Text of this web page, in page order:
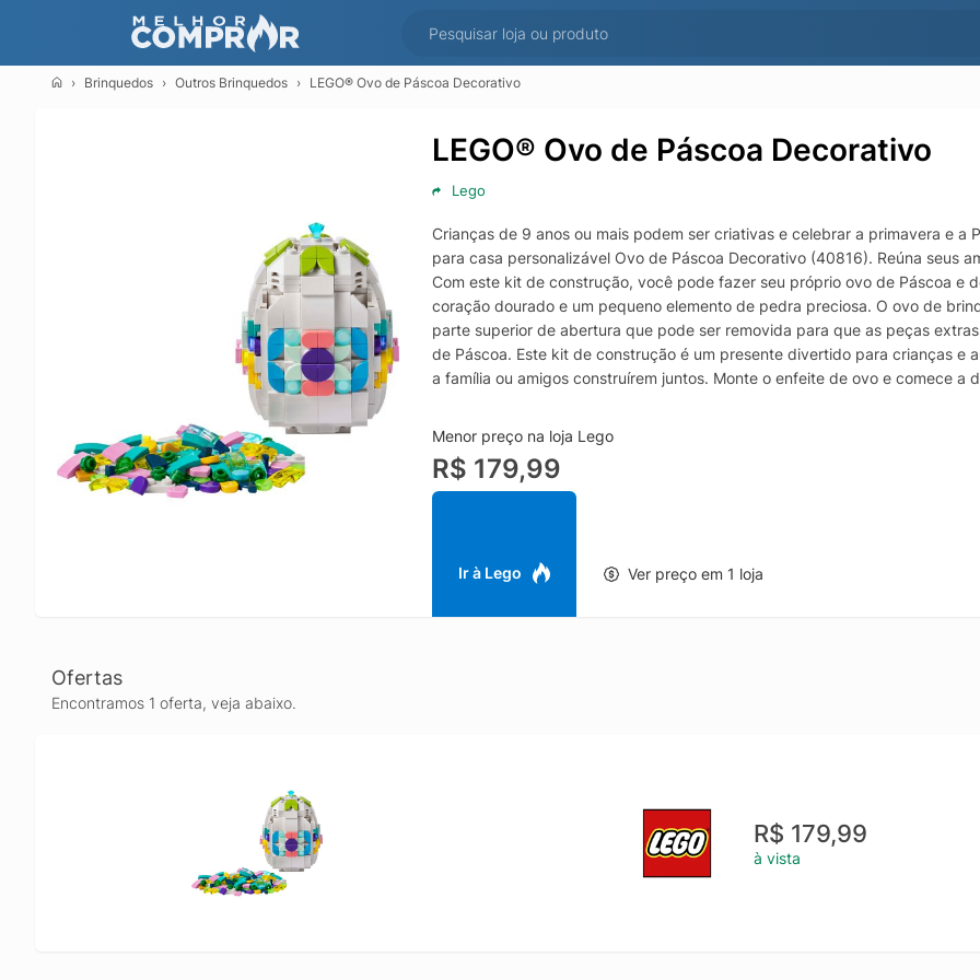
Brinquedos Outros Brinquedos LEGO® Ovo de Páscoa Decorativo
LEGO® Ovo de Páscoa Decorativo
Lego
Crianças de 9 anos ou mais podem ser criativas e celebrar a primavera e
para casa personalizável Ovo de Páscoa Decorativo (40816). Reúna seus
Com este kit de construção, você pode fazer seu próprio ovo de Páscoa e
coração dourado e um pequeno elemento de pedra preciosa. O ovo de
parte superior de abertura que pode ser removida para que as peças
de Páscoa. Este kit de construção é um presente divertido para crianças e
a família ou amigos construírem juntos. Monte o enfeite de ovo e comece a
criatividade para inventar seu próprio design sazonal exclusivo. A
clima do feriado. Quando terminar de projetá-lo, exiba sua criação de
personalizável para presente Presenteie crianças e fãs das férias de
decorativos de ovos de Páscoa e crie uma peça de decoração atraente
conjunto inclui um ovo de Páscoa montável com tampa removível, pedras
presente sazonal é um charmoso presente de brinquedo de primavera
de Páscoa montável medindo mais de 4 pol. (10 cm) de altura, 3 pol. (7
Menor preço na loja Lego
R$ 179,99
Ir à Lego Ver preço em 1 loja
Ofertas
Encontramos 1 oferta, veja abaixo.
R$ 179,99
à vista